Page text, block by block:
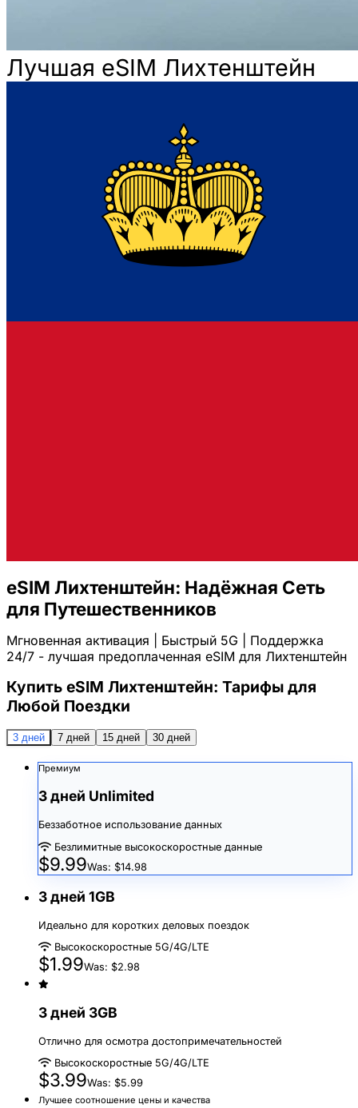
Лучшая eSIM Лихтенштейн
eSIM Лихтенштейн: Надёжная Сеть
для Путешественников
Мгновенная активация | Быстрый 5G | Поддержка
24/7 - лучшая предоплаченная eSIM для Лихтенштейн
Купить eSIM Лихтенштейн: Тарифы для
Любой Поездки
3 дней 7 дней 15 дней 30 дней
Премиум
3 дней Unlimited
Беззаботное использование данных
Безлимитные высокоскоростные данные
$9.99Was: $14.98
3 дней 1GB
Идеально для коротких деловых поездок
Высокоскоростные 5G/4G/LTE
$1.99Was: $2.98
3 дней 3GB
Отлично для осмотра достопримечательностей
Высокоскоростные 5G/4G/LTE
$3.99Was: $5.99
Лучшее соотношение цены и качества